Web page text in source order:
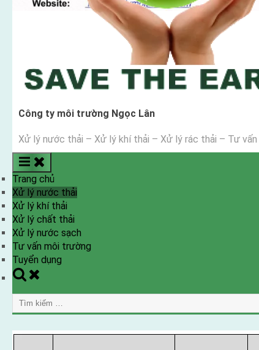
Công ty môi trường Ngọc Lân
Xử lý nước thải – Xử lý khí thải – Xử lý rác thải – Tư
Trang chủ
Xử lý nước thải
Xử lý khí thải
Xử lý chất thải
Xử lý nước sạch
Tư vấn môi trường
Tuyển dụng
Toggle
form
Tìm
kiếm
cho: